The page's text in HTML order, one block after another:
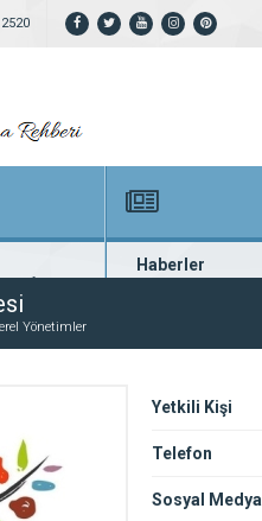
firma
Haberler
En güncel haberler
Yönetimler
Yetkili Kişi
Telefon
Sosyal Medya